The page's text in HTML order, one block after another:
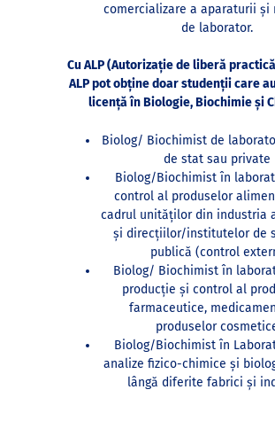
comercializare a aparaturii și
de laborator.
Cu ALP (Autorizație de liberă
ALP pot obține doar studenții care
licență în Biologie, Biochimie și
Biolog/ Biochimist de
de stat sau private
Biolog/Biochimist în
control al produselor
cadrul unităților din industria
și direcțiilor/institutelor de
publică (control
Biolog/ Biochimist în
producție și control al
farmaceutice,
produselor
Biolog/Biochimist în
analize fizico-chimice și
lângă diferite fabrici și